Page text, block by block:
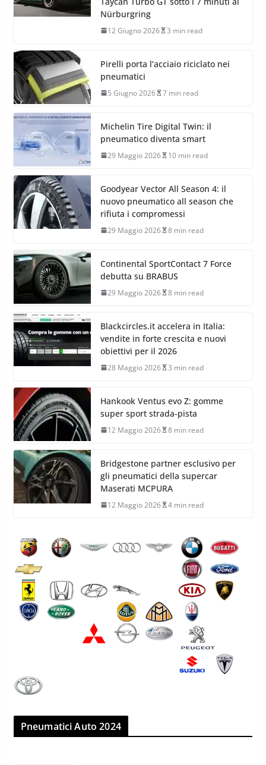
Nürburgring
12 Giugno 2026 3 min read
Pirelli porta l’acciaio riciclato nei
pneumatici
5 Giugno 2026 7 min read
Michelin Tire Digital Twin: il
pneumatico diventa smart
29 Maggio 2026 10 min read
Goodyear Vector All Season 4: il
nuovo pneumatico all season che
rifiuta i compromessi
29 Maggio 2026 8 min read
Continental SportContact 7 Force
debutta su BRABUS
29 Maggio 2026 8 min read
Blackcircles.it accelera in Italia:
vendite in forte crescita e nuovi
obiettivi per il 2026
28 Maggio 2026 3 min read
Hankook Ventus evo Z: gomme
super sport strada-pista
12 Maggio 2026 8 min read
Bridgestone partner esclusivo per
gli pneumatici della supercar
Maserati MCPURA
12 Maggio 2026 4 min read
Pneumatici Auto 2024